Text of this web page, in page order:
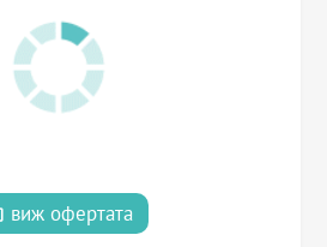
виж офертата